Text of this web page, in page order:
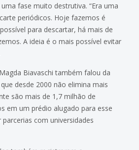
fase muito destrutiva. “Era uma
periódicos. Hoje fazemos é
para descartar, há mais de
A ideia é o mais possível evitar
Biavaschi também falou da
desde 2000 não elimina mais
são mais de 1,7 milhão de
em um prédio alugado para esse
com universidades